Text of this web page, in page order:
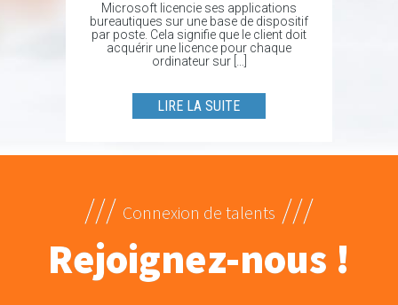
Microsoft licencie ses applications
bureautiques sur une base de dispositif
par poste. Cela signifie que le client doit
acquérir une licence pour chaque
ordinateur sur […]
LIRE LA SUITE
/// Connexion de talents ///
Rejoignez-nous !